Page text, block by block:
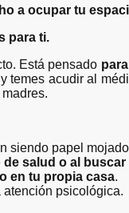
a ocupar tu
para ti.
Está pensado
acudir al
siendo papel
salud o al
en tu propia casa.
psicológica.